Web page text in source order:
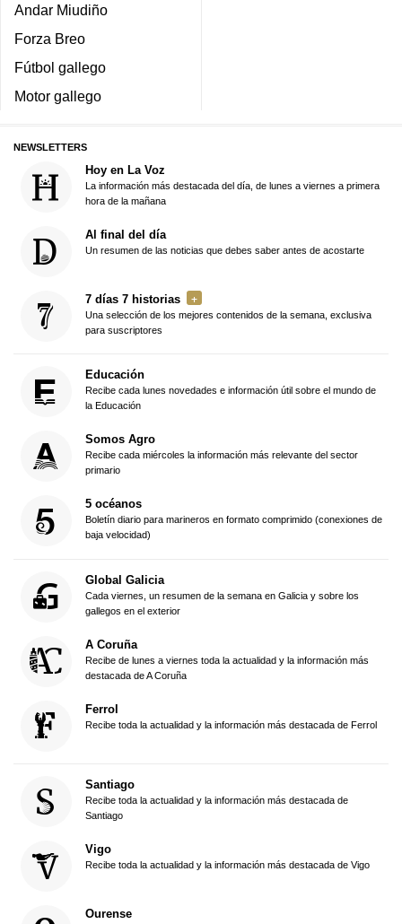
Andar Miudiño
Forza Breo
Fútbol gallego
Motor gallego
NEWSLETTERS
Hoy en La Voz
La información más destacada del día, de lunes a viernes a primera
hora de la mañana
Al final del día
Un resumen de las noticias que debes saber antes de acostarte
7 días 7 historias
Una selección de los mejores contenidos de la semana, exclusiva
para suscriptores
Educación
Recibe cada lunes novedades e información útil sobre el mundo de
la Educación
Somos Agro
Recibe cada miércoles la información más relevante del sector
primario
5 océanos
Boletín diario para marineros en formato comprimido (conexiones de
baja velocidad)
Global Galicia
Cada viernes, un resumen de la semana en Galicia y sobre los
gallegos en el exterior
A Coruña
Recibe de lunes a viernes toda la actualidad y la información más
destacada de A Coruña
Ferrol
Recibe toda la actualidad y la información más destacada de Ferrol
Santiago
Recibe toda la actualidad y la información más destacada de
Santiago
Vigo
Recibe toda la actualidad y la información más destacada de Vigo
Ourense